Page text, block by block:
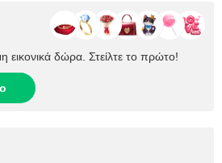
εικονικά δώρα. Στείλτε το πρώτο!